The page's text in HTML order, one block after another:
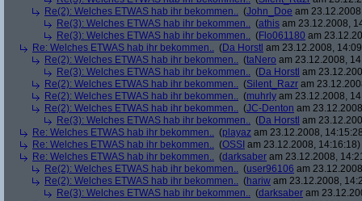
Re(2): Welches ETWAS hab ihr bekommen.. (John_Doe am
Re(3): Welches ETWAS hab ihr bekommen.. (athis am 23.12.2008,
Re(3): Welches ETWAS hab ihr bekommen.. (Flo061180 am
Re: Welches ETWAS hab ihr bekommen.. (Da Horstl am 23.12.2008,
Re(2): Welches ETWAS hab ihr bekommen.. (taNero am 23.12.2008,
Re(3): Welches ETWAS hab ihr bekommen.. (Da Horstl am
Re(2): Welches ETWAS hab ihr bekommen.. (Silent_Razr am
Re(2): Welches ETWAS hab ihr bekommen.. (muhrly am 23.12.2008,
Re(2): Welches ETWAS hab ihr bekommen.. (JC-Denton am
Re(3): Welches ETWAS hab ihr bekommen.. (Da Horstl am
Re: Welches ETWAS hab ihr bekommen.. (playaz am 23.12.2008,
Re: Welches ETWAS hab ihr bekommen.. (OSSI am 23.12.2008, 14:16:18)
Re: Welches ETWAS hab ihr bekommen.. (darksaber am 23.12.2008,
Re(2): Welches ETWAS hab ihr bekommen.. (user96106 am
Re(2): Welches ETWAS hab ihr bekommen.. (hariw am 23.12.2008,
Re(3): Welches ETWAS hab ihr bekommen.. (darksaber am